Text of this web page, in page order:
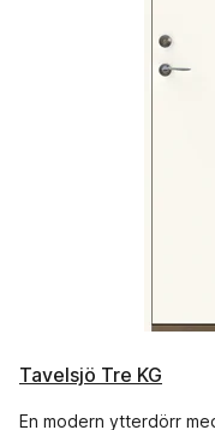
Tavelsjö Tre KG
En modern ytterdörr